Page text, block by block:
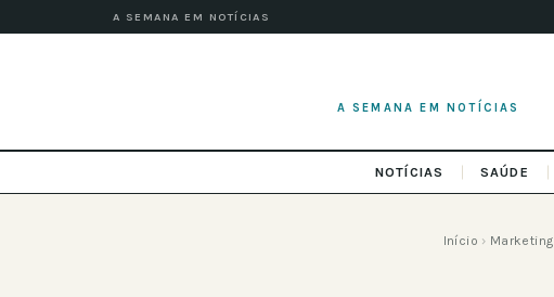
A SEMANA EM NOTÍCIAS
A SEMANA EM NOTÍCIAS
NOTÍCIAS SAÚDE
Início › Marketing